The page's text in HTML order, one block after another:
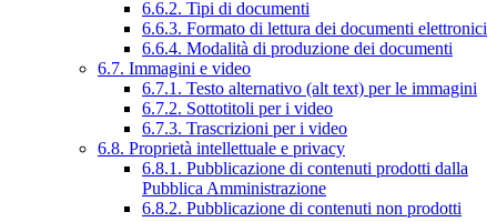
6.6.2. Tipi di documenti
6.6.3. Formato di lettura dei documenti elettronici
6.6.4. Modalità di produzione dei documenti
6.7. Immagini e video
6.7.1. Testo alternativo (alt text) per le immagini
6.7.2. Sottotitoli per i video
6.7.3. Trascrizioni per i video
6.8. Proprietà intellettuale e privacy
6.8.1. Pubblicazione di contenuti prodotti dalla
Pubblica Amministrazione
6.8.2. Pubblicazione di contenuti non prodotti